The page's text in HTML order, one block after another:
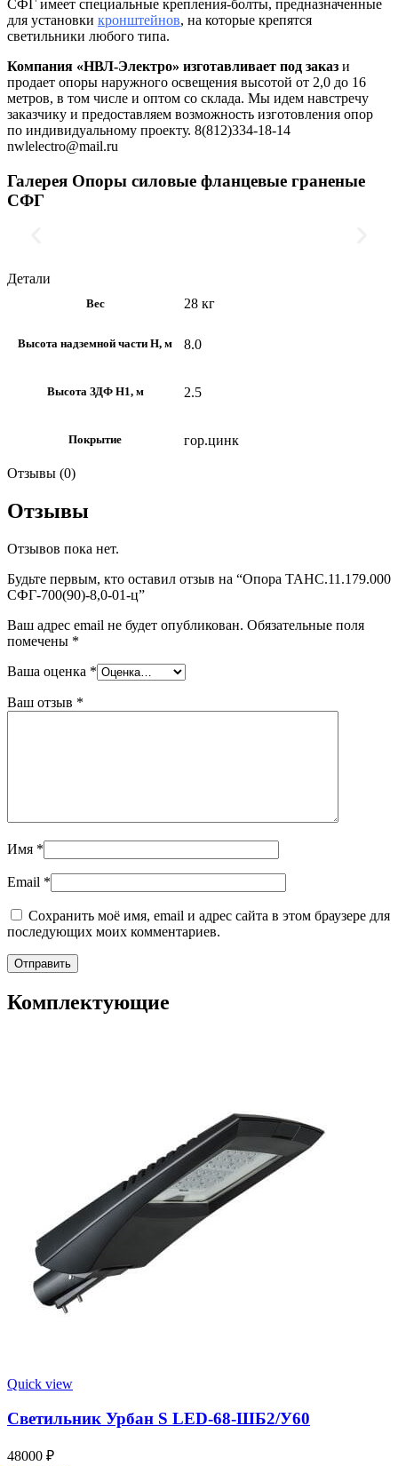
СФГ имеет специальные крепления-болты, предназначенные
для установки кронштейнов, на которые крепятся
светильники любого типа.
Компания «НВЛ-Электро» изготавливает под заказ и
продает опоры наружного освещения высотой от 2,0 до 16
метров, в том числе и оптом со склада. Мы идем навстречу
заказчику и предоставляем возможность изготовления опор
по индивидуальному проекту. 8(812)334-18-14
nwlelectro@mail.ru
Галерея Опоры силовые фланцевые граненые
СФГ
Детали
Вес 28 кг
Высота надземной части H, м 8.0
Высота ЗДФ Н1, м 2.5
Покрытие гор.цинк
Отзывы (0)
Отзывы
Отзывов пока нет.
Будьте первым, кто оставил отзыв на “Опора ТАНС.11.179.000
СФГ-700(90)-8,0-01-ц”
Ваш адрес email не будет опубликован. Обязательные поля
помечены *
Ваша оценка *
Ваш отзыв *
Имя *
Email *
Сохранить моё имя, email и адрес сайта в этом браузере для
последующих моих комментариев.
Комплектующие
Quick view
Светильник Урбан S LED-68-ШБ2/У60
48000 ₽